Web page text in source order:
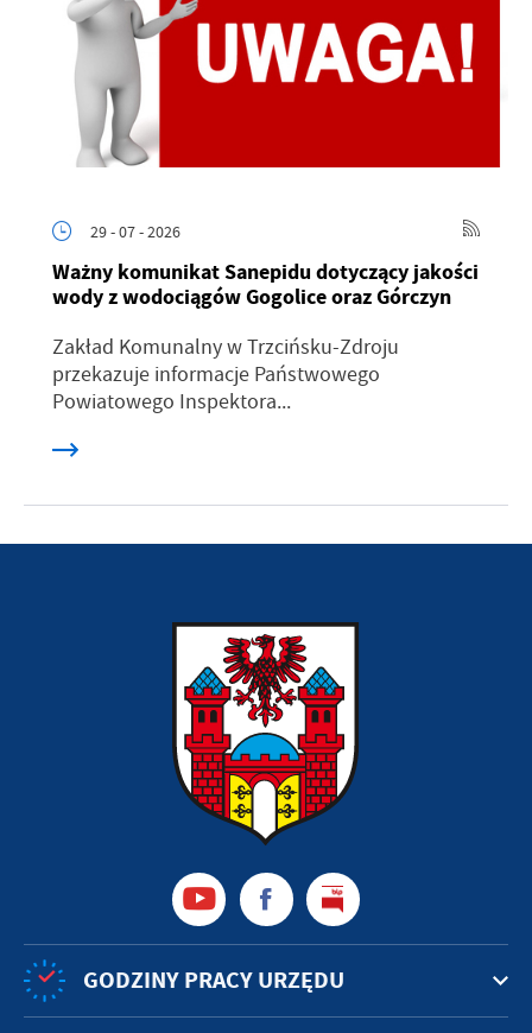
29 - 07 - 2026
Ważny komunikat Sanepidu dotyczący jakości
wody z wodociągów Gogolice oraz Górczyn
Zakład Komunalny w Trzcińsku-Zdroju
przekazuje informacje Państwowego
Powiatowego Inspektora...
GODZINY PRACY URZĘDU